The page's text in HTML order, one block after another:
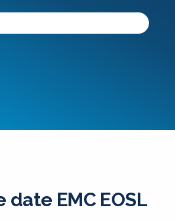
date EMC EOSL